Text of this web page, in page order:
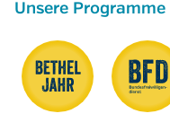
Unsere Programme